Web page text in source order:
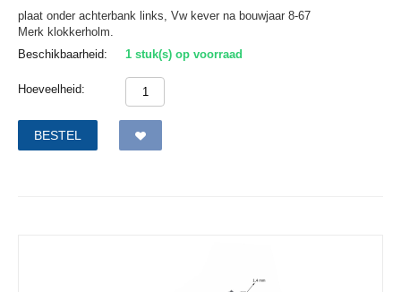
plaat onder achterbank links, Vw kever na bouwjaar 8-67
Merk klokkerholm.
Beschikbaarheid:
1 stuk(s) op voorraad
Hoeveelheid:
BESTEL